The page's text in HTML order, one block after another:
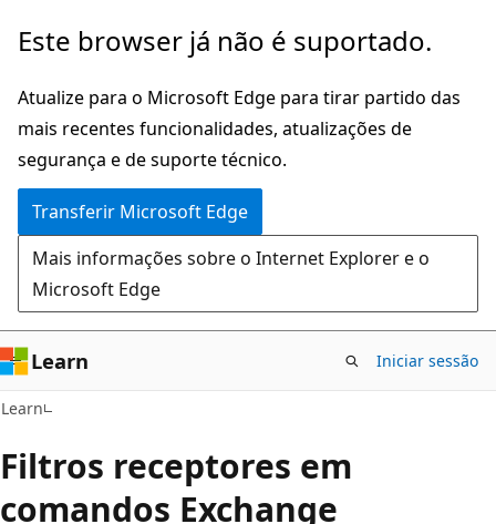
Saltar
o
conteúdo
principal
Este browser já não é suportado.
Atualize para o Microsoft Edge para tirar partido das
mais recentes funcionalidades, atualizações de
segurança e de suporte técnico.
Transferir Microsoft Edge
Mais informações sobre o Internet Explorer e o
Microsoft Edge
Learn Iniciar sessão
Learn
Filtros receptores em
comandos Exchange